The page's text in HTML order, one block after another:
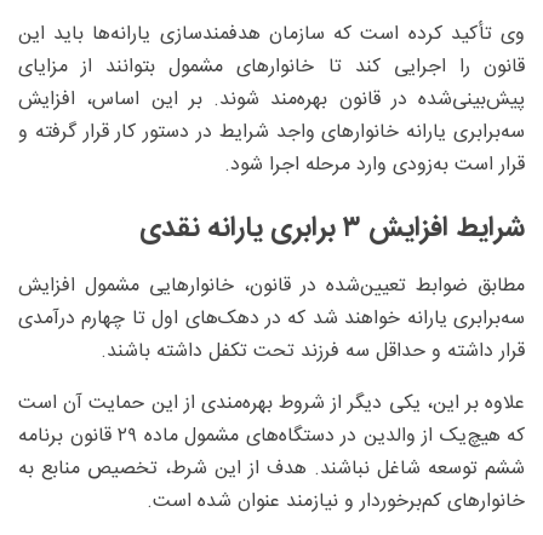
وی تأکید کرده است که سازمان هدفمندسازی یارانه‌ها باید این
قانون را اجرایی کند تا خانوارهای مشمول بتوانند از مزایای
پیش‌بینی‌شده در قانون بهره‌مند شوند. بر این اساس، افزایش
سه‌برابری یارانه خانوارهای واجد شرایط در دستور کار قرار گرفته و
قرار است به‌زودی وارد مرحله اجرا شود.
شرایط افزایش ۳ برابری یارانه نقدی
مطابق ضوابط تعیین‌شده در قانون، خانوارهایی مشمول افزایش
سه‌برابری یارانه خواهند شد که در دهک‌های اول تا چهارم درآمدی
قرار داشته و حداقل سه فرزند تحت تکفل داشته باشند.
علاوه بر این، یکی دیگر از شروط بهره‌مندی از این حمایت آن است
که هیچ‌یک از والدین در دستگاه‌های مشمول ماده ۲۹ قانون برنامه
ششم توسعه شاغل نباشند. هدف از این شرط، تخصیص منابع به
خانوارهای کم‌برخوردار و نیازمند عنوان شده است.